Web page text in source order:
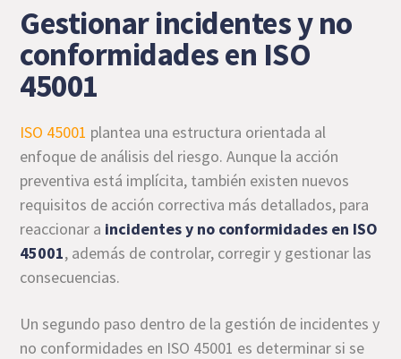
Gestionar incidentes y no
conformidades en ISO
45001
ISO 45001 plantea una estructura orientada al
enfoque de análisis del riesgo. Aunque la acción
preventiva está implícita, también existen nuevos
requisitos de acción correctiva más detallados, para
reaccionar a incidentes y no conformidades en ISO
45001, además de controlar, corregir y gestionar las
consecuencias.
Un segundo paso dentro de la gestión de incidentes y
no conformidades en ISO 45001 es determinar si se